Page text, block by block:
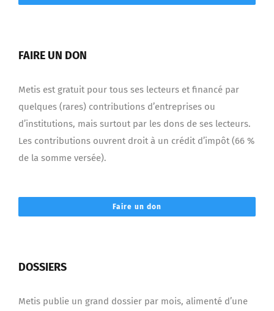
FAIRE UN DON
Metis est gratuit pour tous ses lecteurs et financé par
quelques (rares) contributions d’entreprises ou
d’institutions, mais surtout par les dons de ses lecteurs.
Les contributions ouvrent droit à un crédit d’impôt (66 %
de la somme versée).
Faire un don
DOSSIERS
Metis publie un grand dossier par mois, alimenté d’une